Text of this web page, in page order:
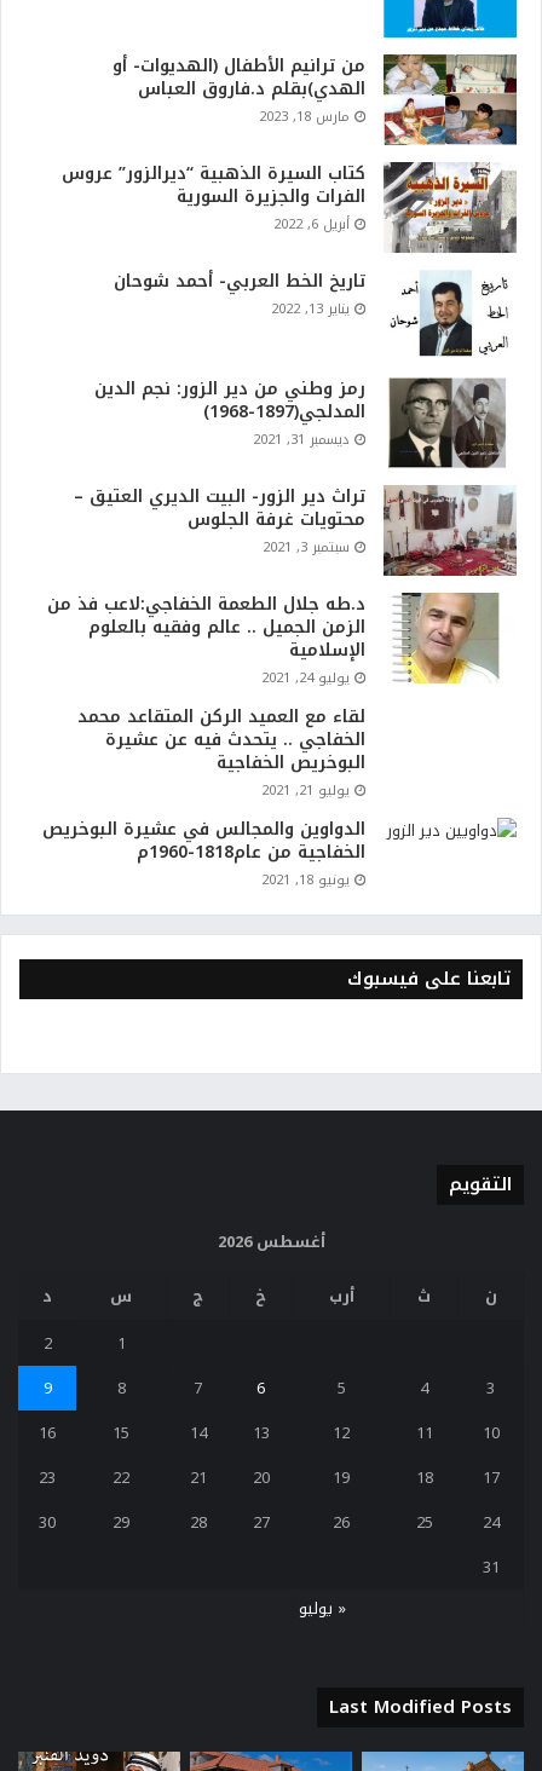
من ترانيم الأطفال (الهديوات- أو
الهدي)بقلم د.فاروق العباس
مارس 18, 2023
كتاب السيرة الذهبية “ديرالزور” عروس
الفرات والجزيرة السورية
أبريل 6, 2022
تاريخ الخط العربي- أحمد شوحان
يناير 13, 2022
رمز وطني من دير الزور: نجم الدين
المدلجي(1897-1968)
ديسمبر 31, 2021
تراث دير الزور- البيت الديري العتيق –
محتويات غرفة الجلوس
سبتمبر 3, 2021
د.طه جلال الطعمة الخفاجي:لاعب فذ من
الزمن الجميل .. عالم وفقيه بالعلوم
الإسلامية
يوليو 24, 2021
لقاء مع العميد الركن المتقاعد محمد
الخفاجي .. يتحدث فيه عن عشيرة
البوخريص الخفاجية
يوليو 21, 2021
الدواوين والمجالس في عشيرة البوخريص
الخفاجية من عام1818-1960م
يونيو 18, 2021
تابعنا على فيسبوك
التقويم
أغسطس 2026
ن
ث أرب خ ج س د
« يوليو
1
2
3
4
5
6
7
8
9
10
11
12
13
14
15
16
17
18
19
20
21
22
23
24
25
26
27
28
29
30
31
Last Modified Posts